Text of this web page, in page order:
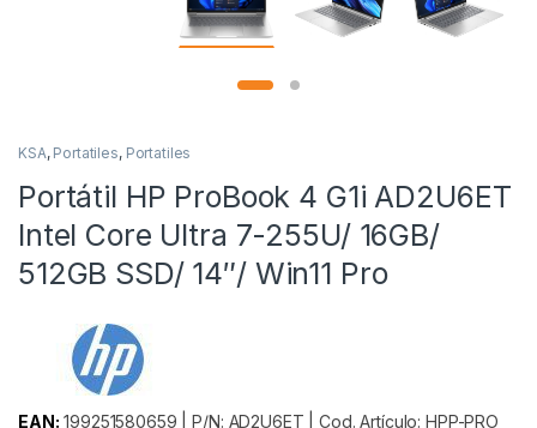
KSA, Portatiles, Portatiles
Portátil HP ProBook 4 G1i AD2U6ET
Intel Core Ultra 7-255U/ 16GB/
512GB SSD/ 14″/ Win11 Pro
EAN: 199251580659 | P/N: AD2U6ET | Cod. Artículo: HPP-PRO